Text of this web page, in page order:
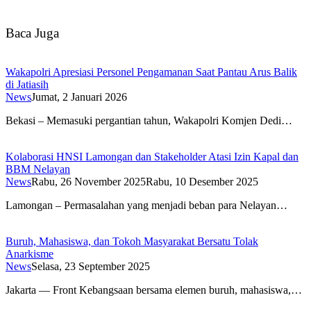
Baca Juga
Wakapolri Apresiasi Personel Pengamanan Saat Pantau Arus Balik
di Jatiasih
NewsJumat, 2 Januari 2026
Bekasi – Memasuki pergantian tahun, Wakapolri Komjen Dedi…
Kolaborasi HNSI Lamongan dan Stakeholder Atasi Izin Kapal dan
BBM Nelayan
NewsRabu, 26 November 2025Rabu, 10 Desember 2025
Lamongan – Permasalahan yang menjadi beban para Nelayan…
Buruh, Mahasiswa, dan Tokoh Masyarakat Bersatu Tolak
Anarkisme
NewsSelasa, 23 September 2025
Jakarta — Front Kebangsaan bersama elemen buruh, mahasiswa,…